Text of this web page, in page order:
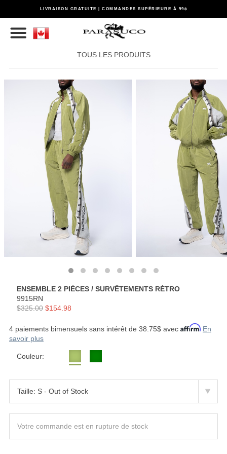
LIVRAISON GRATUITE | COMMANDES SUPÉRIEURE À 99$
TOUS LES PRODUITS
ENSEMBLE 2 PIÈCES / SURVÊTEMENTS RÉTRO
9915RN
$325.00 $154.98
4 paiements bimensuels sans intérêt de 38.75$ avec
En
savoir plus
Couleur:
Votre commande est en rupture de stock